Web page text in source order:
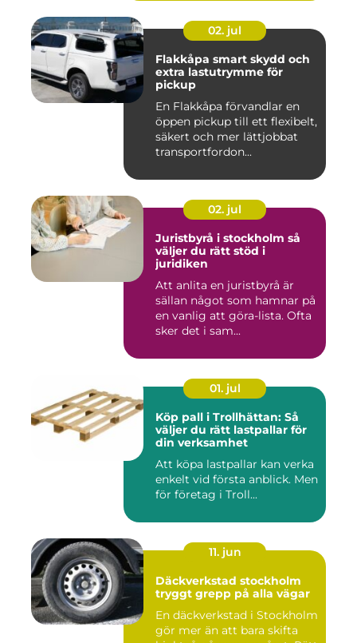
02. jul
Flakkåpa smart skydd och
extra lastutrymme för
pickup
En Flakkåpa förvandlar en
öppen pickup till ett flexibelt,
säkert och mer lättjobbat
transportfordon...
02. jul
Juristbyrå i stockholm så
väljer du rätt stöd i
juridiken
Att anlita en juristbyrå är
sällan något som hamnar på
en vanlig att göra-lista. Ofta
sker det i sam...
01. jul
Köp pall i Trollhättan: Så
väljer du rätt lastpallar för
din verksamhet
Att köpa lastpallar kan verka
enkelt vid första anblick. Men
för företag i Troll...
11. jun
Däckverkstad stockholm
tryggt grepp på alla vägar
En däckverkstad i Stockholm
gör mer än att bara skifta